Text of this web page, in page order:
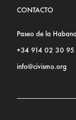
CONTACTO
Paseo de la
+34 914 02 30 95
info@civismo.org